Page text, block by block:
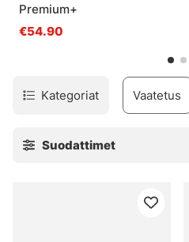
Premium+
€54.90
Kategoriat Vaatetus
Suodattimet